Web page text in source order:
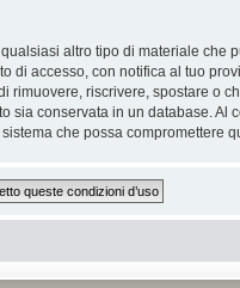
altro tipo di materiale
di accesso, con notifica al tuo
rimuovere, riscrivere, spostare o
conservata in un database. Al
che possa compromettere